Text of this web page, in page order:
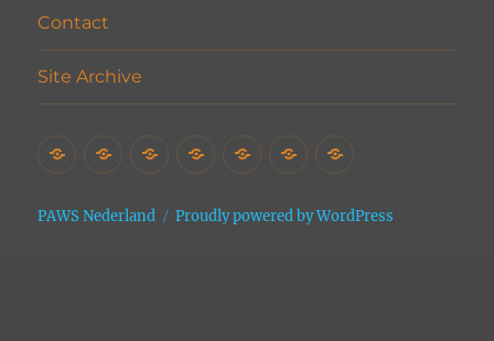
Contact
Site Archive
HomeHet
Asiel
Vrijwilligers
AdoptiesDonaties
ContactSite
PAWS Nederland Proudly powered by WordPress